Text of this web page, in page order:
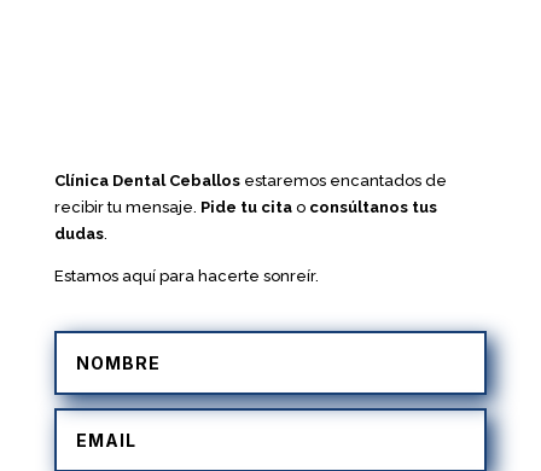
Clínica Dental Ceballosestaremos encantados de
recibir tu mensaje. Pide tu citao consúltanos tus
dudas.
Estamos aquí para hacerte sonreír.